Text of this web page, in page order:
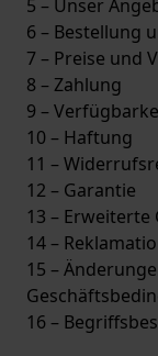
5 – Unser
6 – Bestellung
7 – Preise und
8 – Zahlung
9 –
10 – Haftung
11 –
12 – Garantie
13 – Erweiterte
14 –
15 –
16 –